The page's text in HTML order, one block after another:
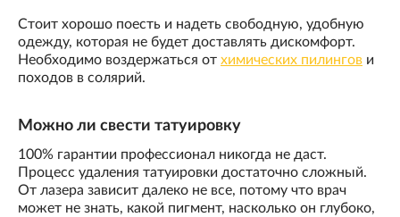
Стоит хорошо поесть и надеть свободную, удобную
одежду, которая не будет доставлять дискомфорт.
Необходимо воздержаться от химических пилингов и
походов в солярий.
Можно ли свести татуировку
100% гарантии профессионал никогда не даст.
Процесс удаления татуировки достаточно сложный.
От лазера зависит далеко не все, потому что врач
может не знать, какой пигмент, насколько он глубоко,